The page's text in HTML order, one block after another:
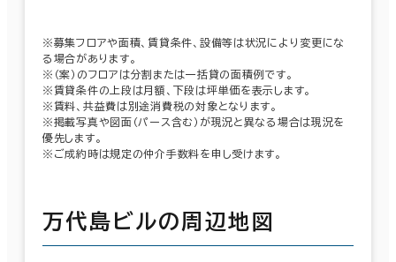
※募集フロアや面積、賃貸条件、設備等は状況により変更にな
る場合があります。
※（案）のフロアは分割または一括貸の面積例です。
※賃貸条件の上段は月額、下段は坪単価を表示します。
※賃料、共益費は別途消費税の対象となります。
※掲載写真や図面（パース含む）が現況と異なる場合は現況を
優先します。
※ご成約時は規定の仲介手数料を申し受けます。
万代島ビルの周辺地図